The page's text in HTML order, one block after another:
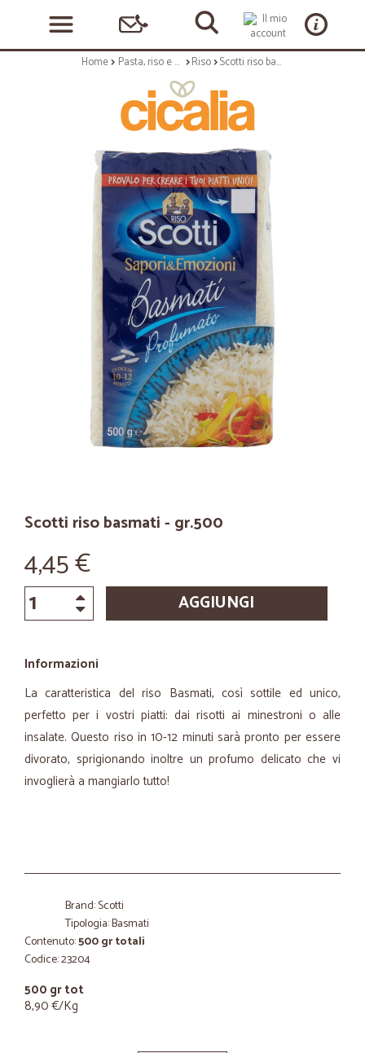
Home Pasta, riso e cerali Riso Scotti riso basmati - gr.500
Scotti riso basmati - gr.500
4,45 €
AGGIUNGI
Informazioni
La caratteristica del riso Basmati, così sottile ed unico,
perfetto per i vostri piatti: dai risotti ai minestroni o alle
insalate. Questo riso in 10-12 minuti sarà pronto per essere
divorato, sprigionando inoltre un profumo delicato che vi
invoglierà a mangiarlo tutto!
Brand: Scotti
Tipologia: Basmati
Contenuto:500 gr totali
Codice: 23204
500 gr tot
8,90 €/Kg